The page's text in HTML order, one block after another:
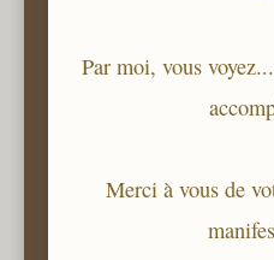
Par moi, vous
Merci à vous de